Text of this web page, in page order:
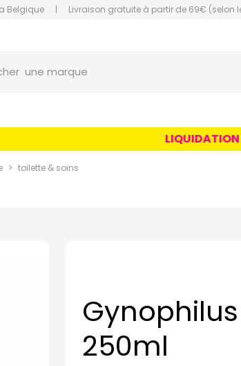
Belgique | Livraison gratuite à partir de 69€ (selon
LIQUIDATION
toilette & soins
250ml